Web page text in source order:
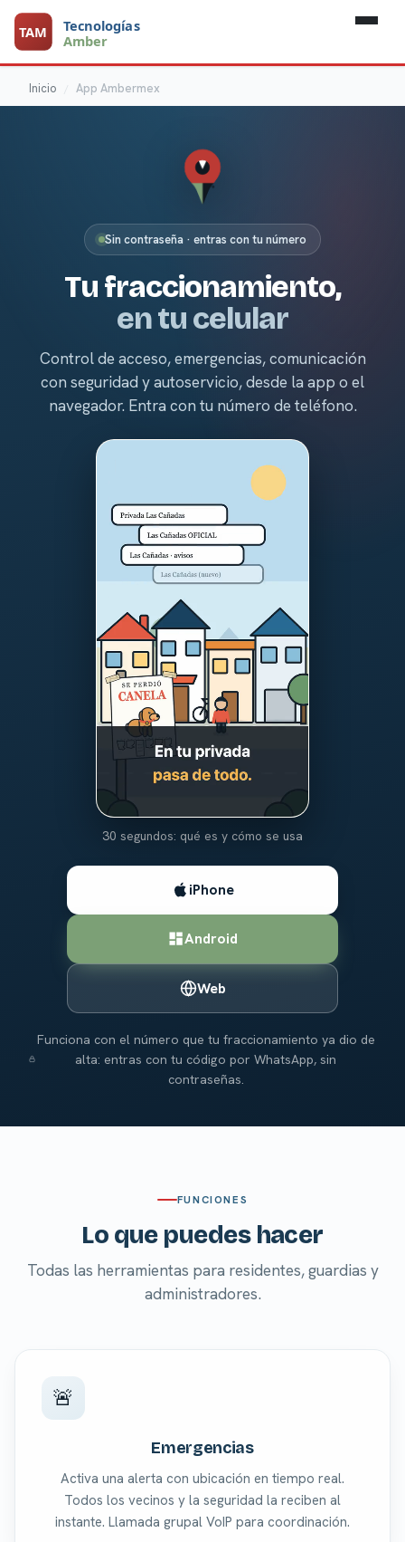
Inicio App Ambermex
Sin contraseña · entras con tu número
Tu fraccionamiento,
en tu celular
Control de acceso, emergencias, comunicación
con seguridad y autoservicio, desde la app o el
navegador. Entra con tu número de teléfono.
30 segundos: qué es y cómo se usa
iPhone
Android
Web
Funciona con el número que tu fraccionamiento ya dio de
alta: entras con tu código por WhatsApp, sin
contraseñas.
FUNCIONES
Lo que puedes hacer
Todas las herramientas para residentes, guardias y
administradores.
🚨
Emergencias
Activa una alerta con ubicación en tiempo real.
Todos los vecinos y la seguridad la reciben al
instante. Llamada grupal VoIP para coordinación.